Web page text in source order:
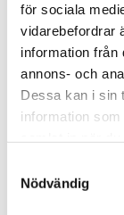
för sociala
vidarebefordrar
information från
annons- och
Dessa kan i sin
information
Nödvändig